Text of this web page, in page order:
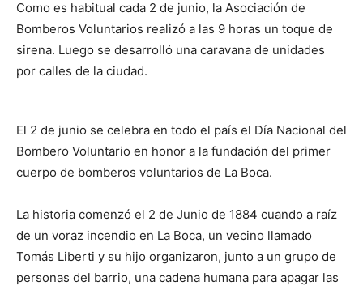
Como es habitual cada 2 de junio, la Asociación de
Bomberos Voluntarios realizó a las 9 horas un toque de
sirena. Luego se desarrolló una caravana de unidades
por calles de la ciudad.
El 2 de junio se celebra en todo el país el Día Nacional del
Bombero Voluntario en honor a la fundación del primer
cuerpo de bomberos voluntarios de La Boca.
La historia comenzó el 2 de Junio de 1884 cuando a raíz
de un voraz incendio en La Boca, un vecino llamado
Tomás Liberti y su hijo organizaron, junto a un grupo de
personas del barrio, una cadena humana para apagar las